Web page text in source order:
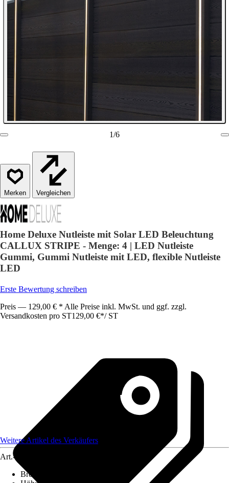
1/6
Vergleichen
Home Deluxe Nutleiste mit Solar LED Beleuchtung
CALLUX STRIPE - Menge: 4 | LED Nutleiste
Gummi, Gummi Nutleiste mit LED, flexible Nutleiste
LED
Erste Bewertung schreiben
Preis — 129,00 € * Alle Preise inkl. MwSt. und ggf. zzgl.
Versandkosten pro ST129,00 €*/ ST
Weitere Artikel des Verkäufers
Art.-Nr.
Breite